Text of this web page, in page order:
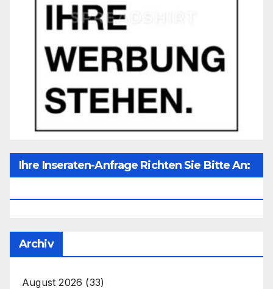
Ihre Inseraten-Anfrage Richten Sie Bitte An:
Archiv
August 2026 (33)